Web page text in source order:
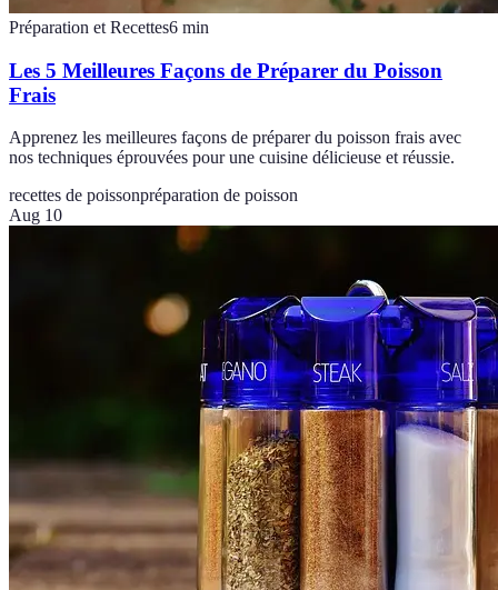
Préparation et Recettes6 min
Les 5 Meilleures Façons de Préparer du Poisson
Frais
Apprenez les meilleures façons de préparer du poisson frais avec
nos techniques éprouvées pour une cuisine délicieuse et réussie.
recettes de poissonpréparation de poisson
Aug 10